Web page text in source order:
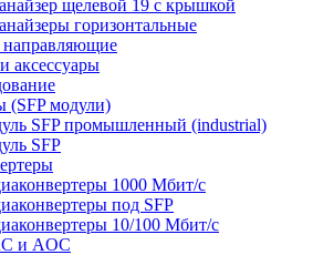
щелевой 19 с крышкой
горизонтальные
аксессуары
(SFP модули)
SFP промышленный (industrial)
SFP
1000 Мбит/с
под SFP
10/100 Мбит/с
и AOC